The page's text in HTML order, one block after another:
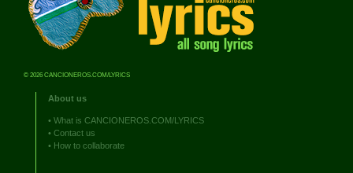
© 2026 CANCIONEROS.COM/LYRICS
About us
• What is CANCIONEROS.COM/LYRICS
• Contact us
• How to collaborate